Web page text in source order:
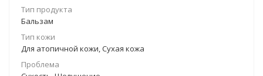
Тип продукта
Бальзам
Тип кожи
Для атопичной кожи, Сухая кожа
Проблема